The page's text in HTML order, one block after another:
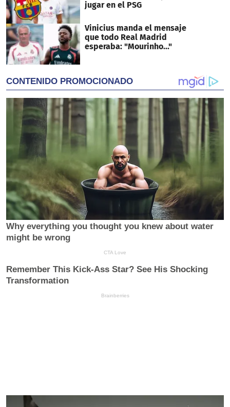
jugar en el PSG
Vinicius manda el mensaje
que todo Real Madrid
esperaba: "Mourinho..."